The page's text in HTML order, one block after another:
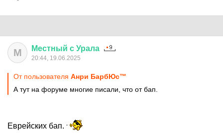
М Местный с Урала
20:44, 19.06.2025
От пользователя Анри БарбЮс™
А тут на форуме многие писали, что от бап.
Еврейских бап.